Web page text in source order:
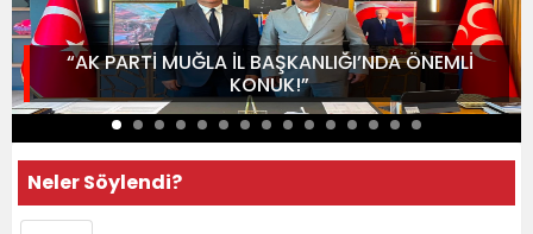
“AK PARTİ MUĞLA İL BAŞKANLIĞI’NDA ÖNEMLİ
KONUK!”
Neler Söylendi?